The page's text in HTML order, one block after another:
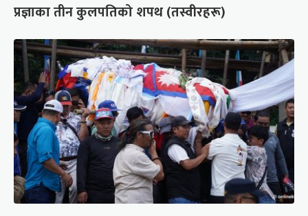
प्रज्ञाका तीन कुलपतिको शपथ (तस्वीरहरू)